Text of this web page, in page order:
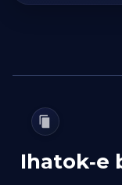
Ihatok‑e